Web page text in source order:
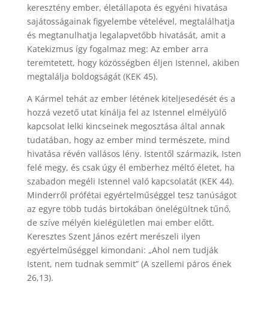
keresztény ember, életállapota és egyéni hivatása
sajátosságainak figyelembe vételével, megtalálhatja
és megtanulhatja legalapvetőbb hivatását, amit a
Katekizmus így fogalmaz meg: Az ember arra
teremtetett, hogy közösségben éljen Istennel, akiben
megtalálja boldogságát (KEK 45).
A Kármel tehát az ember létének kiteljesedését és a
hozzá vezető utat kínálja fel az Istennel elmélyülő
kapcsolat lelki kincseinek megosztása által annak
tudatában, hogy az ember mind természete, mind
hivatása révén vallásos lény. Istentől származik, Isten
felé megy, és csak úgy él emberhez méltó életet, ha
szabadon megéli Istennel való kapcsolatát (KEK 44).
Minderről prófétai egyértelműséggel tesz tanúságot
az egyre több tudás birtokában önelégültnek tűnő,
de szíve mélyén kielégületlen mai ember előtt.
Keresztes Szent János ezért merészeli ilyen
egyértelműséggel kimondani: „Ahol nem tudják
Istent, nem tudnak semmit” (A szellemi páros ének
26,13).